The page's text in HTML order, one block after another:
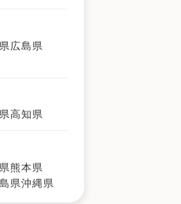
広島県
高知県
熊本県
県沖縄県